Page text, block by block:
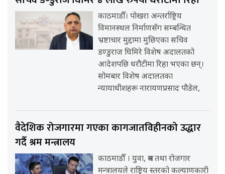
काठमाडौँ। पोखरा अन्तर्राष्ट्रिय
विमानस्थल निर्माणसँग सम्बन्धित
भ्रष्टाचार मुद्दामा मुछिएका सचिव
डण्डुराज घिमिरे विशेष अदालतको
आदेशपछि धरौटीमा रिहा भएका छन्।
सोमबार विशेष अदालतका
न्यायाधीशहरू नारायणप्रसाद पौडेल,
वैदेशिक रोजगारमा गएका कागजातविहीनको उद्धार
गर्दै श्रम मन्त्रालय
काठमाडौँ । युवा, श्रम तथा रोजगार
मन्त्रालयले राष्ट्रिय स्तरको कल्याणकारी